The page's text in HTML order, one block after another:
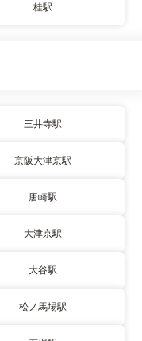
桂駅
三井寺駅
京阪大津京駅
唐崎駅
大津京駅
大谷駅
松ノ馬場駅